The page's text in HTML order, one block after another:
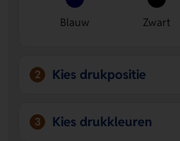
Comfort in de kou
De
zorgen voor een warme en fijne
Blauw Zwart
2 Kies drukpositie
3 Kies drukkleuren